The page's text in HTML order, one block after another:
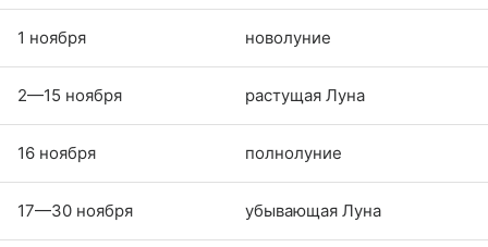
1 ноября новолуние
2—15 ноября растущая Луна
16 ноября полнолуние
17—30 ноября убывающая Луна